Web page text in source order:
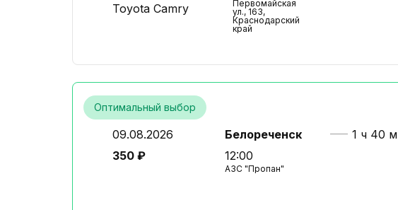
Toyota Camry
Первомайская
ул., 163,
Краснодарский
край
Оптимальный выбор
09.08.2026
350 ₽
Белореченск
12:00
АЗС "Пропан"
1 ч 40 м